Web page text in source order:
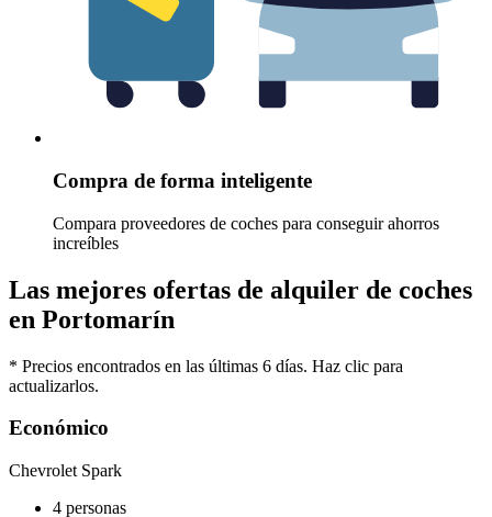
Compra de forma inteligente
Compara proveedores de coches para conseguir ahorros
increíbles
Las mejores ofertas de alquiler de coches
en Portomarín
* Precios encontrados en las últimas 6 días. Haz clic para
actualizarlos.
Económico
Chevrolet Spark
4 personas